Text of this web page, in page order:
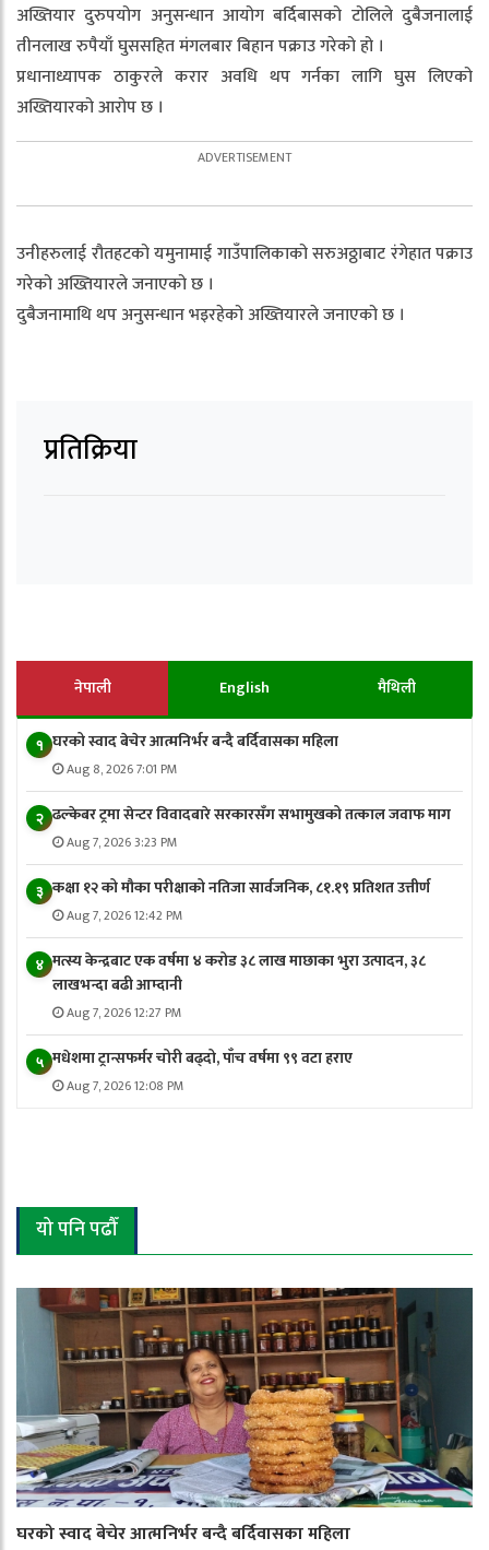
अख्तियार दुरुपयोग अनुसन्धान आयोग बर्दिबासको टोलिले दुबैजनालाई
तीनलाख रुपैयाँ घुससहित मंगलबार बिहान पक्राउ गरेको हो ।
प्रधानाध्यापक ठाकुरले करार अवधि थप गर्नका लागि घुस लिएको
अख्तियारको आरोप छ ।
उनीहरुलाई रौतहटको यमुनामाई गाउँपालिकाको सरुअठ्ठाबाट रंगेहात पक्राउ
गरेको अख्तियारले जनाएको छ ।
दुबैजनामाथि थप अनुसन्धान भइरहेको अख्तियारले जनाएको छ ।
प्रतिक्रिया
नेपाली English मैथिली
१ घरको स्वाद बेचेर आत्मनिर्भर बन्दै बर्दिवासका महिला
Aug 8, 2026 7:01 PM
२ ढल्केबर ट्रमा सेन्टर विवादबारे सरकारसँग सभामुखको तत्काल जवाफ माग
Aug 7, 2026 3:23 PM
३ कक्षा १२ को मौका परीक्षाको नतिजा सार्वजनिक, ८१.१९ प्रतिशत उत्तीर्ण
Aug 7, 2026 12:42 PM
४ मत्स्य केन्द्रबाट एक वर्षमा ४ करोड ३८ लाख माछाका भुरा उत्पादन, ३८
लाखभन्दा बढी आम्दानी
Aug 7, 2026 12:27 PM
५ मधेशमा ट्रान्सफर्मर चोरी बढ्दो, पाँच वर्षमा ९९ वटा हराए
Aug 7, 2026 12:08 PM
यो पनि पढौँ
घरको स्वाद बेचेर आत्मनिर्भर बन्दै बर्दिवासका महिला